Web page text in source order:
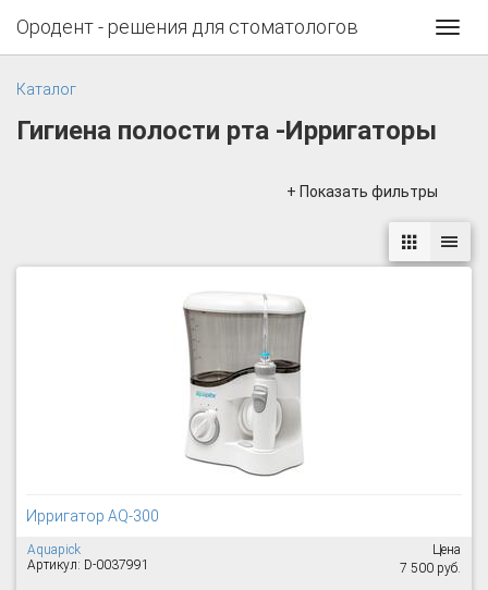
Ородент - решения для стоматологов
Каталог
Гигиена полости рта -Ирригаторы
+ Показать фильтры
Ирригатор AQ-300
Aquapick
Артикул: D-0037991
Цена
7 500 руб.